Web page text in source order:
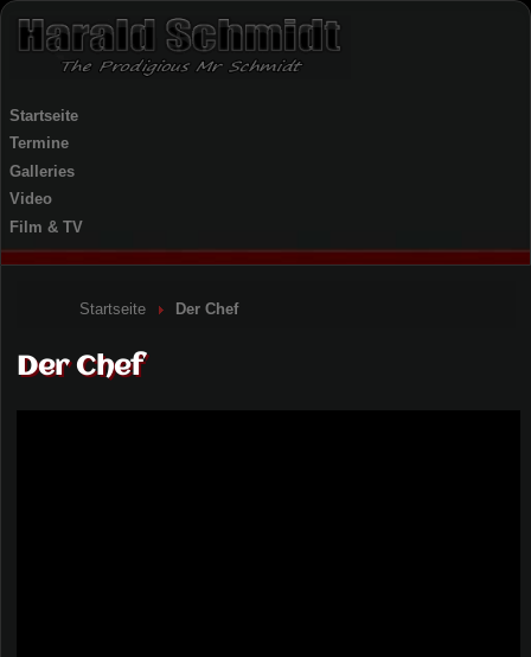
Startseite
Termine
Galleries
Video
Film & TV
Startseite Der Chef
Der Chef